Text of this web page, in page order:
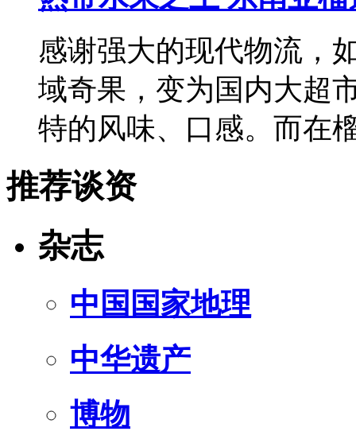
感谢强大的现代物流，
域奇果，变为国内大超
特的风味、口感。而
推荐谈资
杂志
中国国家地理
中华遗产
博物